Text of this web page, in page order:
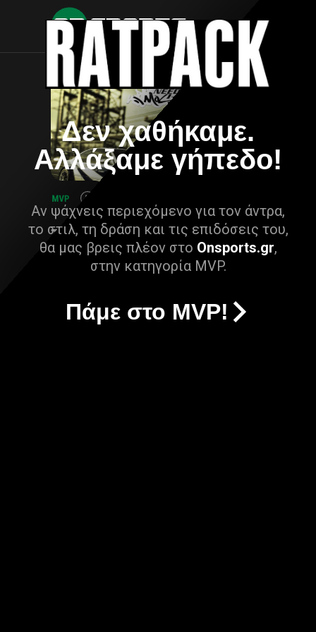
Δεν χαθήκαμε.
Αλλάξαμε γήπεδο!
Αν ψάχνεις περιεχόμενο για τον άντρα,
το στιλ, τη δράση και τις επιδόσεις του,
θα μας βρεις πλέον στο Onsports.gr,
στην κατηγορία MVP.
Πάμε στο MVP!